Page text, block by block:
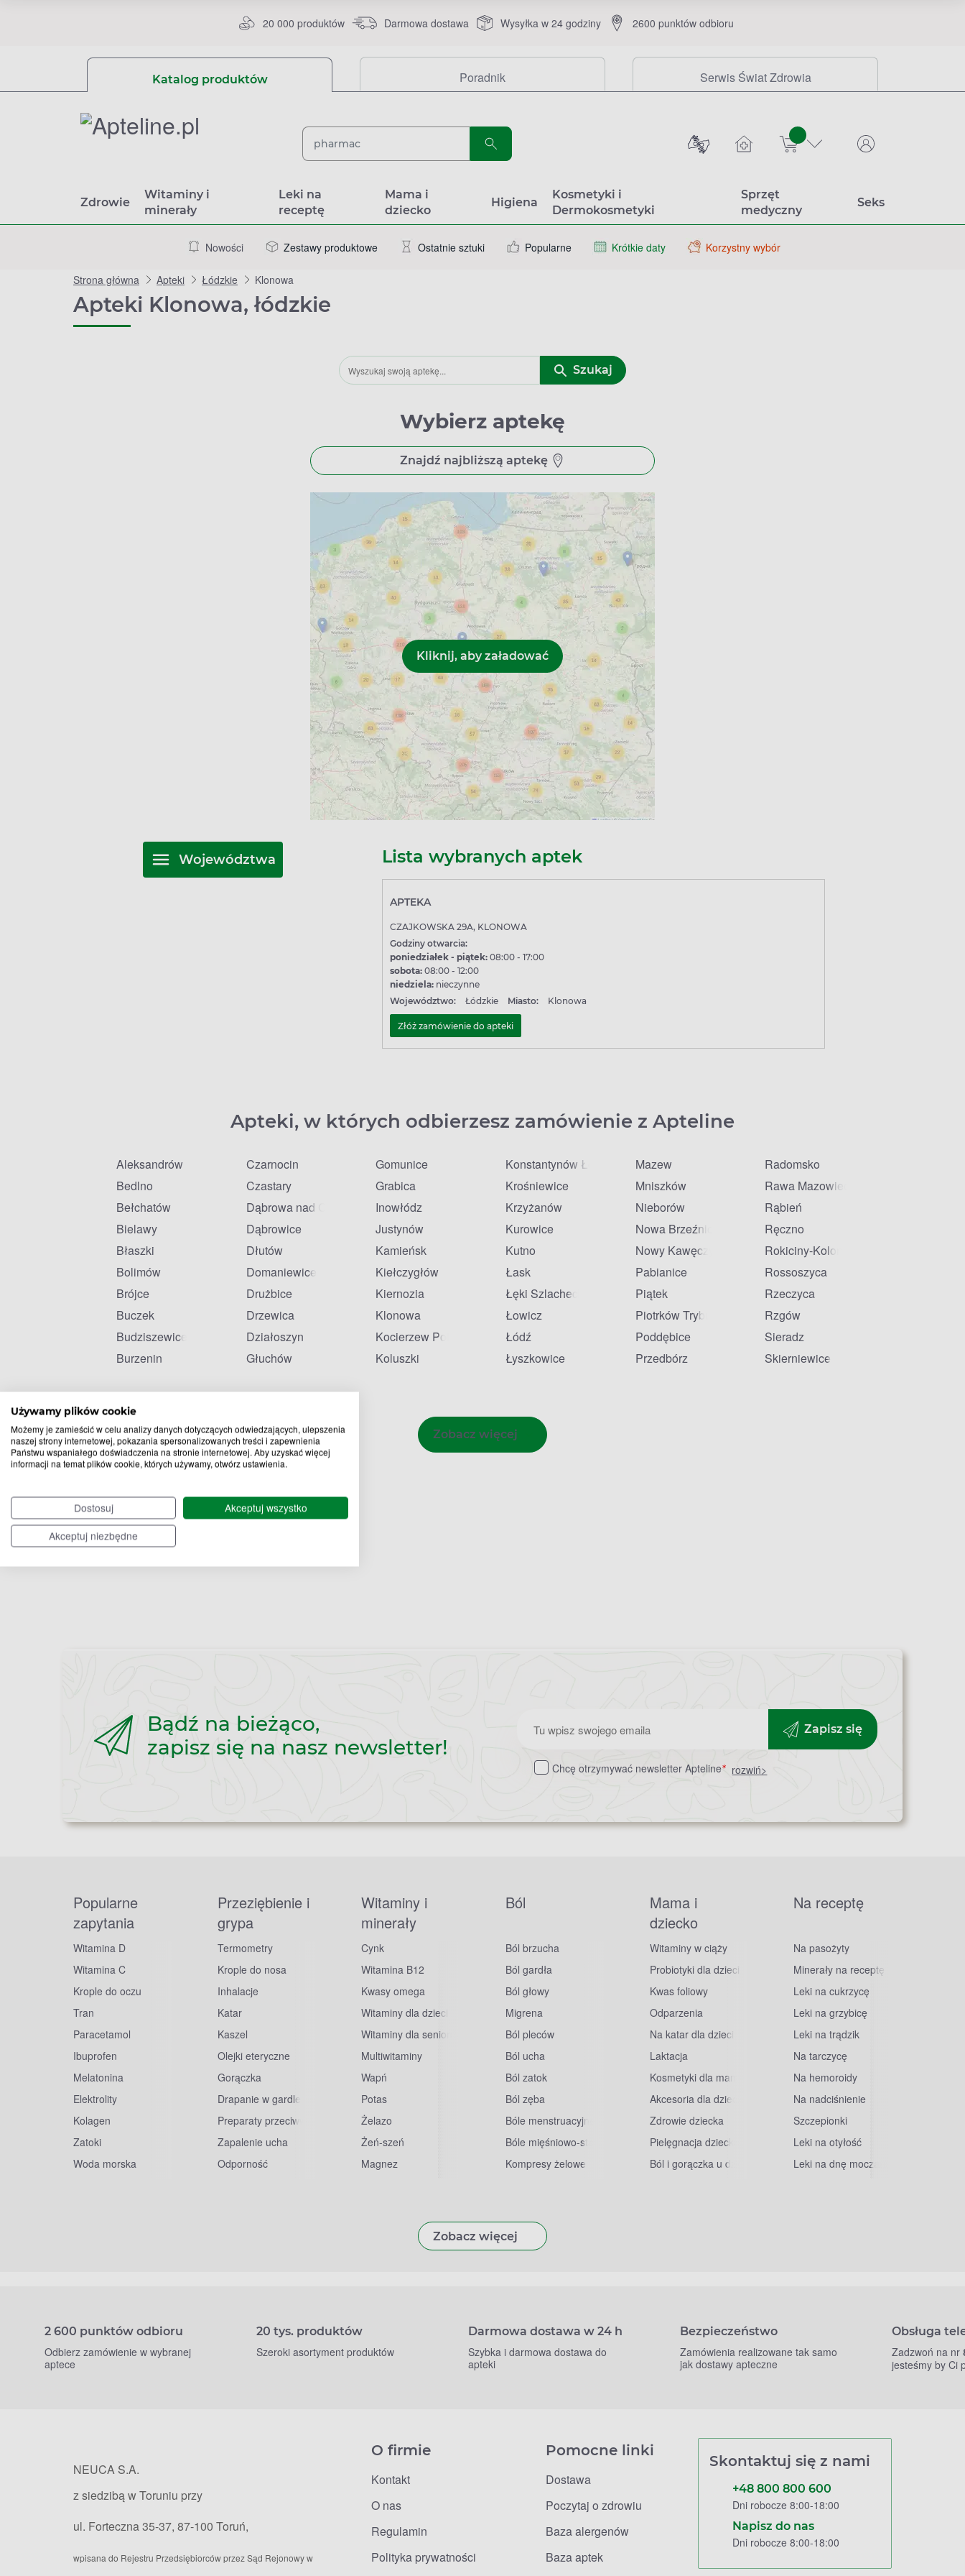
Używamy plików cookie
Możemy je zamieścić w celu analizy danych dotyczących odwiedzających, ulepszenia
naszej strony internetowej, pokazania spersonalizowanych treści i zapewnienia
Państwu wspaniałego doświadczenia na stronie internetowej. Aby uzyskać więcej
informacji na temat plików cookie, których używamy, otwórz ustawienia.
Dostosuj
Akceptuj wszystko
Akceptuj niezbędne
20 000 produktów Darmowa dostawa Wysyłka w 24 godziny 2600 punktów odbioru
Katalog produktów Poradnik Serwis Świat Zdrowia
sztuk
Zdrowie
Witaminy i
minerały
Leki na
receptę
Mama i
dziecko
Higiena
Kosmetyki i
Dermokosmetyki
Sprzęt
medyczny
Seks
Nowości Zestawy produktowe Ostatnie sztuki Popularne Krótkie daty Korzystny wybór
Strona główna Apteki Łódzkie Klonowa
Apteki Klonowa, łódzkie
Szukaj
Wybierz aptekę
Znajdź najbliższą aptekę
Województwa Lista wybranych aptek
APTEKA
CZAJKOWSKA 29A, KLONOWA
Godziny otwarcia:
poniedziałek - piątek:08:00 - 17:00
sobota:08:00 - 12:00
niedziela:nieczynne
Województwo:
Łódzkie Miasto: Klonowa
Złóż zamówienie do apteki
Apteki, w których odbierzesz zamówienie z Apteline
Aleksandrów
Bedlno
Bełchatów
Bielawy
Błaszki
Bolimów
Brójce
Buczek
Budziszewice
Burzenin
Czarnocin
Czastary
Dąbrowa nad Czarną
Dąbrowice
Dłutów
Domaniewice
Drużbice
Drzewica
Działoszyn
Głuchów
Gomunice
Grabica
Inowłódz
Justynów
Kamieńsk
Kiełczygłów
Kiernozia
Klonowa
Kocierzew Południowy
Koluszki
Konstantynów Łódzki
Krośniewice
Krzyżanów
Kurowice
Kutno
Łask
Łęki Szlacheckie
Łowicz
Łódź
Łyszkowice
Mazew
Mniszków
Nieborów
Nowa Brzeźnica
Nowy Kawęczyn
Pabianice
Piątek
Piotrków Trybunalski
Poddębice
Przedbórz
Radomsko
Rawa Mazowiecka
Rąbień
Ręczno
Rokiciny-Kolonia
Rossoszyca
Rzeczyca
Rzgów
Sieradz
Skierniewice
Zobacz więcej
Bądź na bieżąco,
zapisz się na nasz newsletter!
Zapisz
do
Zapisz się
Chcę otrzymywać newsletter Apteline* rozwiń>
Popularne
zapytania
Witamina D
Witamina C
Krople do oczu
Tran
Paracetamol
Ibuprofen
Melatonina
Elektrolity
Kolagen
Zatoki
Woda morska
Przeziębienie i
grypa
Termometry
Krople do nosa
Inhalacje
Katar
Kaszel
Olejki eteryczne
Gorączka
Drapanie w gardle
Preparaty przeciwwirusowe
Zapalenie ucha
Odporność
Witaminy i
minerały
Cynk
Witamina B12
Kwasy omega
Witaminy dla dzieci
Witaminy dla seniorów
Multiwitaminy
Wapń
Potas
Żelazo
Żeń-szeń
Magnez
Ból
Ból brzucha
Ból gardła
Ból głowy
Migrena
Ból pleców
Ból ucha
Ból zatok
Ból zęba
Bóle menstruacyjne
Bóle mięśniowo-stawowe
Kompresy żelowe
Mama i
dziecko
Witaminy w ciąży
Probiotyki dla dzieci
Kwas foliowy
Odparzenia
Na katar dla dzieci
Laktacja
Kosmetyki dla mam
Akcesoria dla dzieci
Zdrowie dziecka
Pielęgnacja dziecka
Ból i gorączka u dzieci
Na receptę
Na pasożyty
Minerały na receptę
Leki na cukrzycę
Leki na grzybicę
Leki na trądzik
Na tarczycę
Na hemoroidy
Na nadciśnienie
Szczepionki
Leki na otyłość
Leki na dnę moczanową
Zobacz więcej
2 600 punktów odbioru
Odbierz zamówienie w wybranej
aptece
20 tys. produktów
Szeroki asortyment produktów
Darmowa dostawa w 24 h
Szybka i darmowa dostawa do
apteki
Bezpieczeństwo
Zamówienia realizowane tak samo
jak dostawy apteczne
Obsługa
Zadzwoń na nr
jesteśmy by Ci
NEUCA S.A.
z siedzibą w Toruniu przy
ul. Forteczna 35-37, 87-100 Toruń,
wpisana do Rejestru Przedsiębiorców przez Sąd Rejonowy w
O firmie
Kontakt
O nas
Regulamin
Polityka prywatności
Pomocne linki
Dostawa
Poczytaj o zdrowiu
Baza alergenów
Baza aptek
Skontaktuj się z nami
+48 800 800 600
Dni robocze 8:00-18:00
Napisz do nas
Dni robocze 8:00-18:00